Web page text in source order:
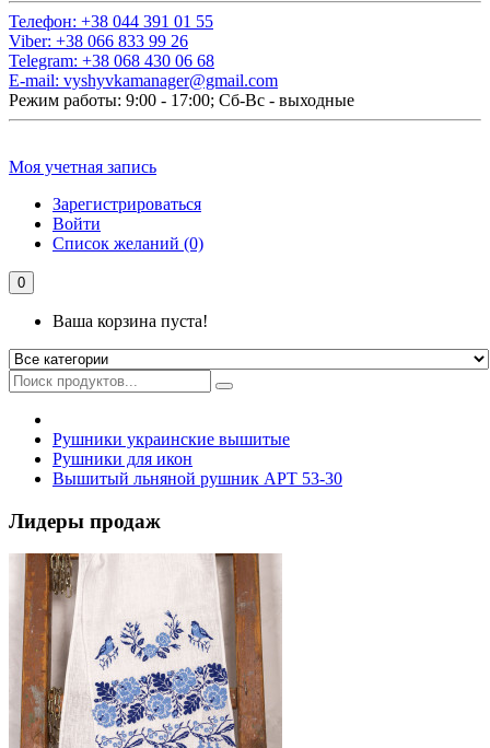
Телефон: +38 044 391 01 55
Viber: +38 066 833 99 26
Telegram: +38 068 430 06 68
E-mail: vyshyvkamanager@gmail.com
Режим работы: 9:00 - 17:00; Сб-Вс - выходные
Моя учетная запись
Зарегистрироваться
Войти
Список желаний (0)
0
Ваша корзина пуста!
Рушники украинские вышитые
Рушники для икон
Вышитый льняной рушник АРТ 53-30
Лидеры продаж